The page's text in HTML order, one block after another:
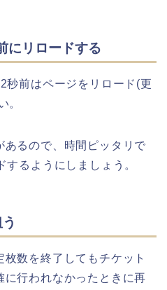
にリロードする
秒前はページをリロード(更
。
あるので、時間ピッタリで
るようにしましょう。
数を終了してもチケット
行われなかったときに再